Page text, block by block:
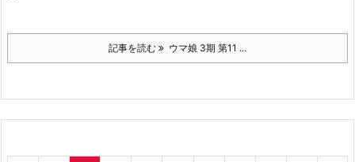
記事を読む ウマ娘 3期 第11 ...